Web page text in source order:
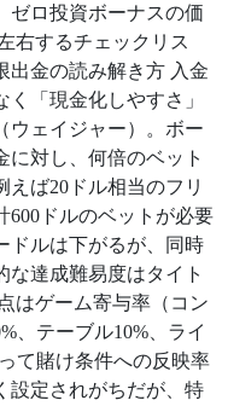
ゼロ投資ボーナスの価
右するチェックリス
出金の読み解き方 入金
「現金化しやすさ」
ウェイジャー）。ボー
に対し、何倍のベット
ば20ドル相当のフリ
600ドルのベットが必要
ドルは下がるが、同時
な達成難易度はタイト
はゲーム寄与率（コン
、テーブル10%、ライ
て賭け条件への反映率
設定されがちだが、特